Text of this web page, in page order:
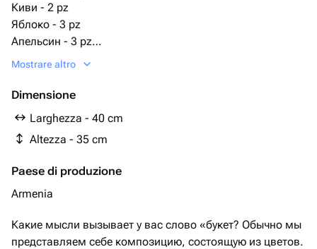
Киви - 2 pz
Яблоко - 3 pz
Апельсин - 3 pz
Мандарин - 3 pz
Груша - 2 pz
Cesto intrecciato - 1 pz
яблоко ред - 3 pz
Mostrare altro
Dimensione
Larghezza - 40 cm
Altezza - 35 cm
Paese di produzione
Armenia
Какие мысли вызывает у вас слово «букет? Обычно мы
представляем себе композицию, состоящую из цветов.